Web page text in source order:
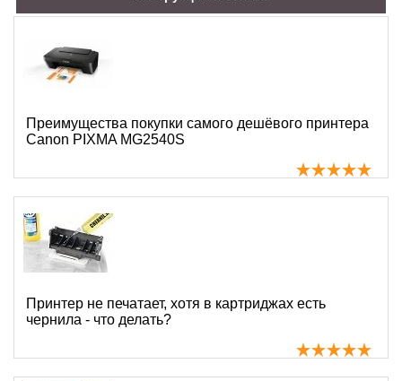
Преимущества покупки самого дешёвого принтера
Canon PIXMA MG2540S
Принтер не печатает, хотя в картриджах есть
чернила - что делать?